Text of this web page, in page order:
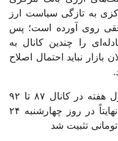
به تازگی سیاست ارز
روی آورده است؛ پس
را چندین کانال به
بازار نباید احتمال اصلاح
از سوی دیگر، بازار ارز در تمام طول هفته در کانال ۸۷ تا ۹۲
هزار تومانی در حال حرکت بود که نهایتاً در روز چهارشنبه ۲۴